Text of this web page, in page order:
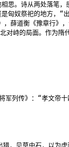
思。诗从两处落笔
匈奴祭祀的地方，
，薛道衡《豫章行》
对峙的局面。作为
列传》：“孝文帝
，见草中石，以为